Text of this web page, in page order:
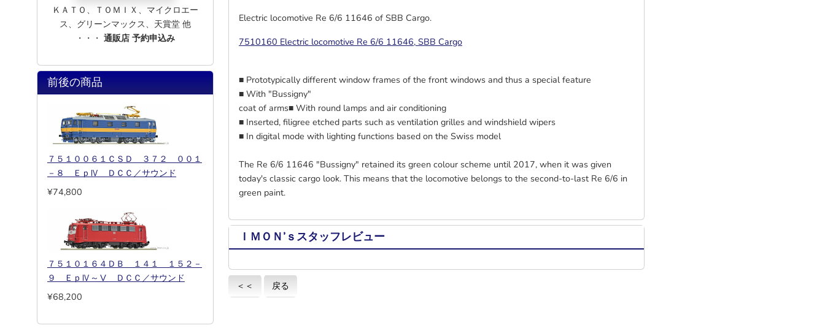
Electric locomotive Re 6/6 11646 of SBB Cargo.
7510160 Electric locomotive Re 6/6 11646, SBB Cargo
■ Prototypically different window frames of the front windows and thus a special feature
■ With "Bussigny"
coat of arms■ With round lamps and air conditioning
■ Inserted, filigree etched parts such as ventilation grilles and windshield wipers
■ In digital mode with lighting functions based on the Swiss model
The Re 6/6 11646 "Bussigny" retained its green colour scheme until 2017, when it was given
today's classic cargo look. This means that the locomotive belongs to the second-to-last Re 6/6 in
green paint.
ＩＭＯＮ’ｓスタッフレビュー
＜＜ 戻る
ＫＡＴＯ、ＴＯＭＩＸ、マイクロエー
ス、グリーンマックス、天賞堂 他
・・・ 通販店 予約申込み
前後の商品
７５１００６１ＣＳＤ ３７２ ００１
－８ ＥｐⅣ ＤＣＣ／サウンド
¥74,800
７５１０１６４ＤＢ １４１ １５２－
９ ＥｐⅣ～Ⅴ ＤＣＣ／サウンド
¥68,200